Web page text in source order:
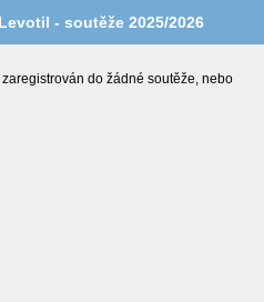
- soutěže 2025/2026
do žádné soutěže, nebo